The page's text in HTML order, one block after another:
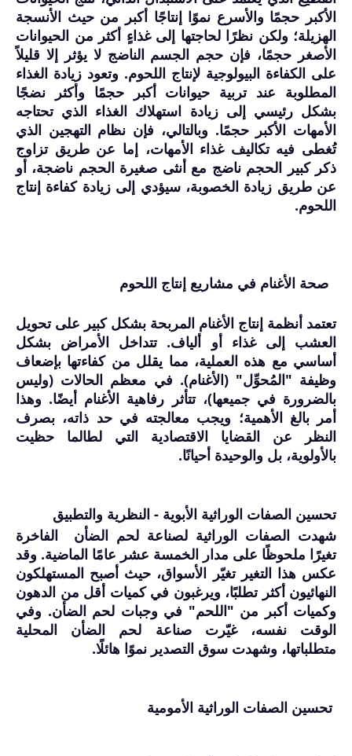
الأكبر حجمًا والأسرع نموًا إنتاجًا أكبر من حيث الأنسجة
الهزيلة؛ ولكن نظرًا لحاجتها إلى غذاءٍ أكثر من الحيوانات
الأصغر حجمًا، فإن حجم الجسم الناضج لا يؤثر إلا قليلاً
على الكفاءة البيولوجية لإنتاج اللحوم. وتعود زيادة الغذاء
المطلوبة عند تربية حيوانات أكبر حجمًا وأكثر نضجًا
بشكل رئيسي إلى زيادة استهلاك الغذاء الذي تحتاجه
الأمهات الأكبر حجمًا. وبالتالي، فإن نظام التهجين الذي
تُغطى فيه تكاليف غذاء الأمهات، إما عن طريق تزاوج
ذكر كبير الحجم ناضج مع أنثى صغيرة الحجم ناضجة، أو
عن طريق زيادة الخصوبة، سيؤدي إلى زيادة كفاءة إنتاج
اللحوم.
صحة الأغنام في مشاريع إنتاج اللحوم
تعتمد أنظمة إنتاج الأغنام المربحة بشكل كبير على تحويل
العشب إلى غذاء أو ألياف. تتداخل الأمراض بشكل
أساسي مع هذه العملية، مما يقلل من كفاءتها بإضعاف
وظيفة "المُحوِّل" (الأغنام). في معظم الحالات (وليس
بالضرورة في جميعها)، تتأثر رفاهية الأغنام أيضًا. وهذا
أمر بالغ الأهمية؛ ويجب معالجته في حد ذاته، بصرف
النظر عن القضايا الاقتصادية التي لطالما حظيت
بالأولوية، بل والوحيدة أحيانًا.
تحسين الصفات الوراثية الأبوية - النظرية والتطبيق
شهدت الصفات الوراثية لصناعة لحم الضأن الفاخرة
تغيرًا ملحوظًا على مدار الخمسة عشر عامًا الماضية. وقد
عكس هذا التغير تغيّر الأسواق، حيث أصبح المستهلكون
النهائيون أكثر تطلبًا، ويرغبون في كميات أقل من الدهون
وكميات أكبر من "اللحم" في وجبات لحم الضأن. وفي
الوقت نفسه، غيّرت صناعة لحم الضأن المحلية
متطلباتها، وشهدت سوق التصدير نموًا هائلًا.
تحسين الصفات الوراثية الأمومية